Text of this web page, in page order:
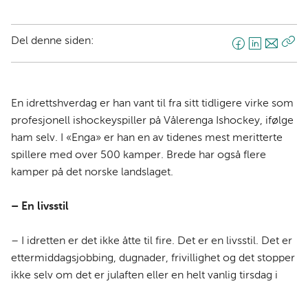
Del denne siden:
F
e
b
o
L
k
e
d
I
E
o
s
t
En idrettshverdag er han vant til fra sitt tidligere virke som
profesjonell ishockeyspiller på Vålerenga Ishockey, ifølge
ham selv. I «Enga» er han en av tidenes mest meritterte
spillere med over 500 kamper. Brede har også flere
kamper på det norske landslaget.
– En livsstil
– I idretten er det ikke åtte til fire. Det er en livsstil. Det er
ettermiddagsjobbing, dugnader, frivillighet og det stopper
ikke selv om det er julaften eller en helt vanlig tirsdag i